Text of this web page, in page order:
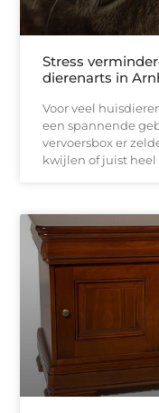
Stress
dierenarts in
Voor veel
een spannende
vervoersbox er
kwijlen of juist heel